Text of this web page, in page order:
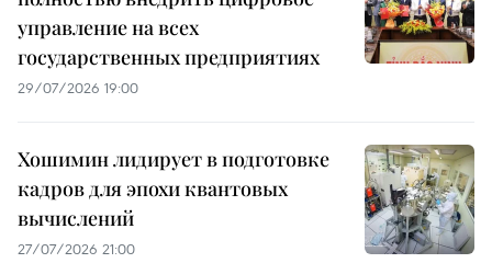
управление на всех
государственных предприятиях
29/07/2026 19:00
Хошимин лидирует в подготовке
кадров для эпохи квантовых
вычислений
27/07/2026 21:00